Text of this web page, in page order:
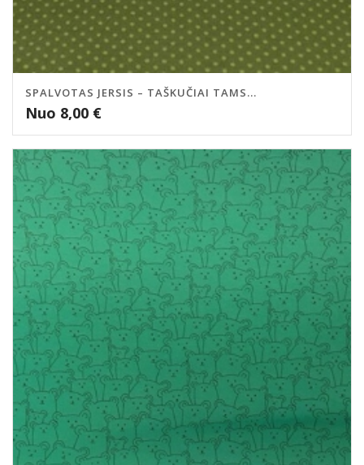
SPALVOTAS JERSIS – TAŠKUČIAI TAMS...
Nuo 8,00 €